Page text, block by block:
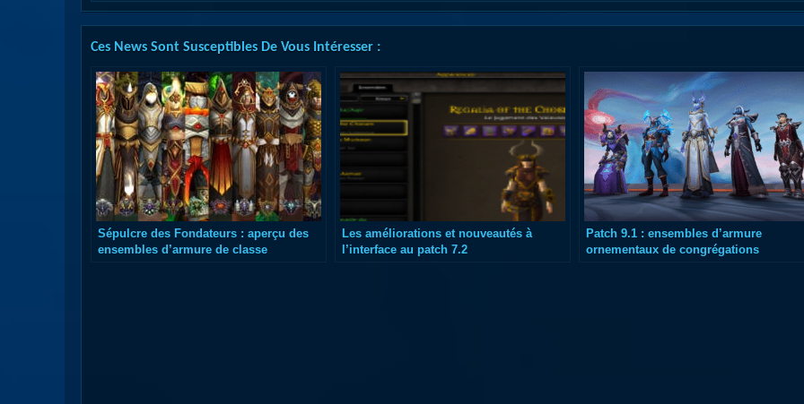
Ces News Sont Susceptibles De Vous Intéresser :
Sépulcre des Fondateurs : aperçu des
ensembles d’armure de classe
Les améliorations et nouveautés à
l’interface au patch 7.2
Patch 9.1 : ensembles d’armure
ornementaux de congrégations